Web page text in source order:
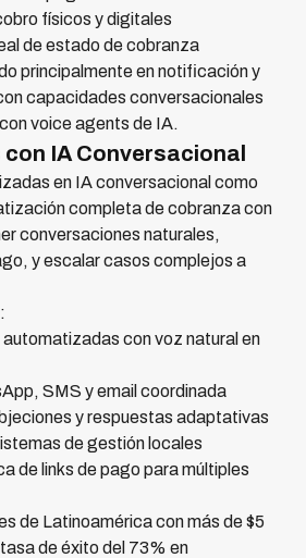
físicos y digitales
de estado de cobranza
principalmente en notificación y
capacidades conversacionales
voice agents de IA.
IA Conversacional
en IA conversacional como
completa de cobranza con
conversaciones naturales,
y escalar casos complejos a
con voz natural en
SMS y email coordinada
y respuestas adaptativas
de gestión locales
de links de pago para múltiples
de Latinoamérica con más de $5
de éxito del 73% en